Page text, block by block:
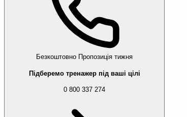
Безкоштовно Пропозиція тижня
Підберемо тренажер під ваші цілі
0 800 337 274